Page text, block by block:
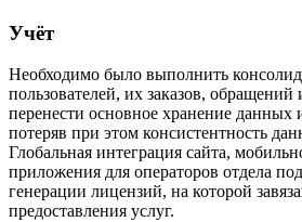
Учёт
Необходимо было выполнить
пользователей, их заказов,
перенести основное хранение данных
потеряв при этом консистентность
Глобальная интеграция сайта,
приложения для операторов отдела
генерации лицензий, на которой
предоставления услуг.